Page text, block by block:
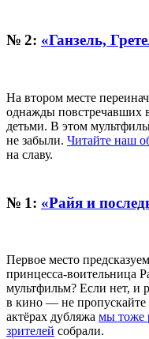
№ 2: «Ганзель,
На втором месте
однажды повстречавших
детьми. В этом
не забыли. Читайте наш
на славу.
№ 1: «Райя и
Первое место
принцесса-воительница
мультфильм? Если нет, и
в кино — не пропускайте
актёрах дубляжа мы тоже
зрителей собрали.